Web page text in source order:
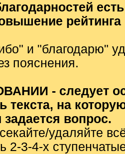
рейтинга
и "благодарю"
пояснения.
- следует
текста, на
вопрос.
удаляйте
2-3-4-х